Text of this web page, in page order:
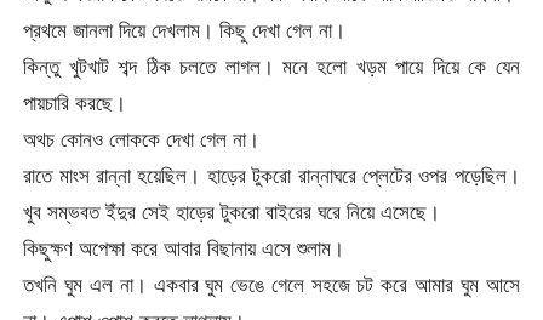
প্রথমে জানলা দিয়ে দেখলাম। কিছু দেখা গেল না।
কিন্তু খুটখাট শব্দ ঠিক চলতে লাগল। মনে হলো খড়ম পায়ে দিয়ে কে যেন
পায়চারি করছে।
অথচ কোনও লোককে দেখা গেল না।
রাতে মাংস রান্না হয়েছিল। হাড়ের টুকরো রান্নাঘরে প্লেটের ওপর পড়েছিল।
খুব সম্ভবত ইঁদুর সেই হাড়ের টুকরো বাইরের ঘরে নিয়ে এসেছে।
কিছুক্ষণ অপেক্ষা করে আবার বিছানায় এসে শুলাম।
তখনি ঘুম এল না। একবার ঘুম ভেঙে গেলে সহজে চট করে আমার ঘুম আসে